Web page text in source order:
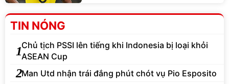
TIN NÓNG
1Chủ tịch PSSI lên tiếng khi Indonesia bị loại khỏi
ASEAN Cup
2Man Utd nhận trái đắng phút chót vụ Pio Esposito